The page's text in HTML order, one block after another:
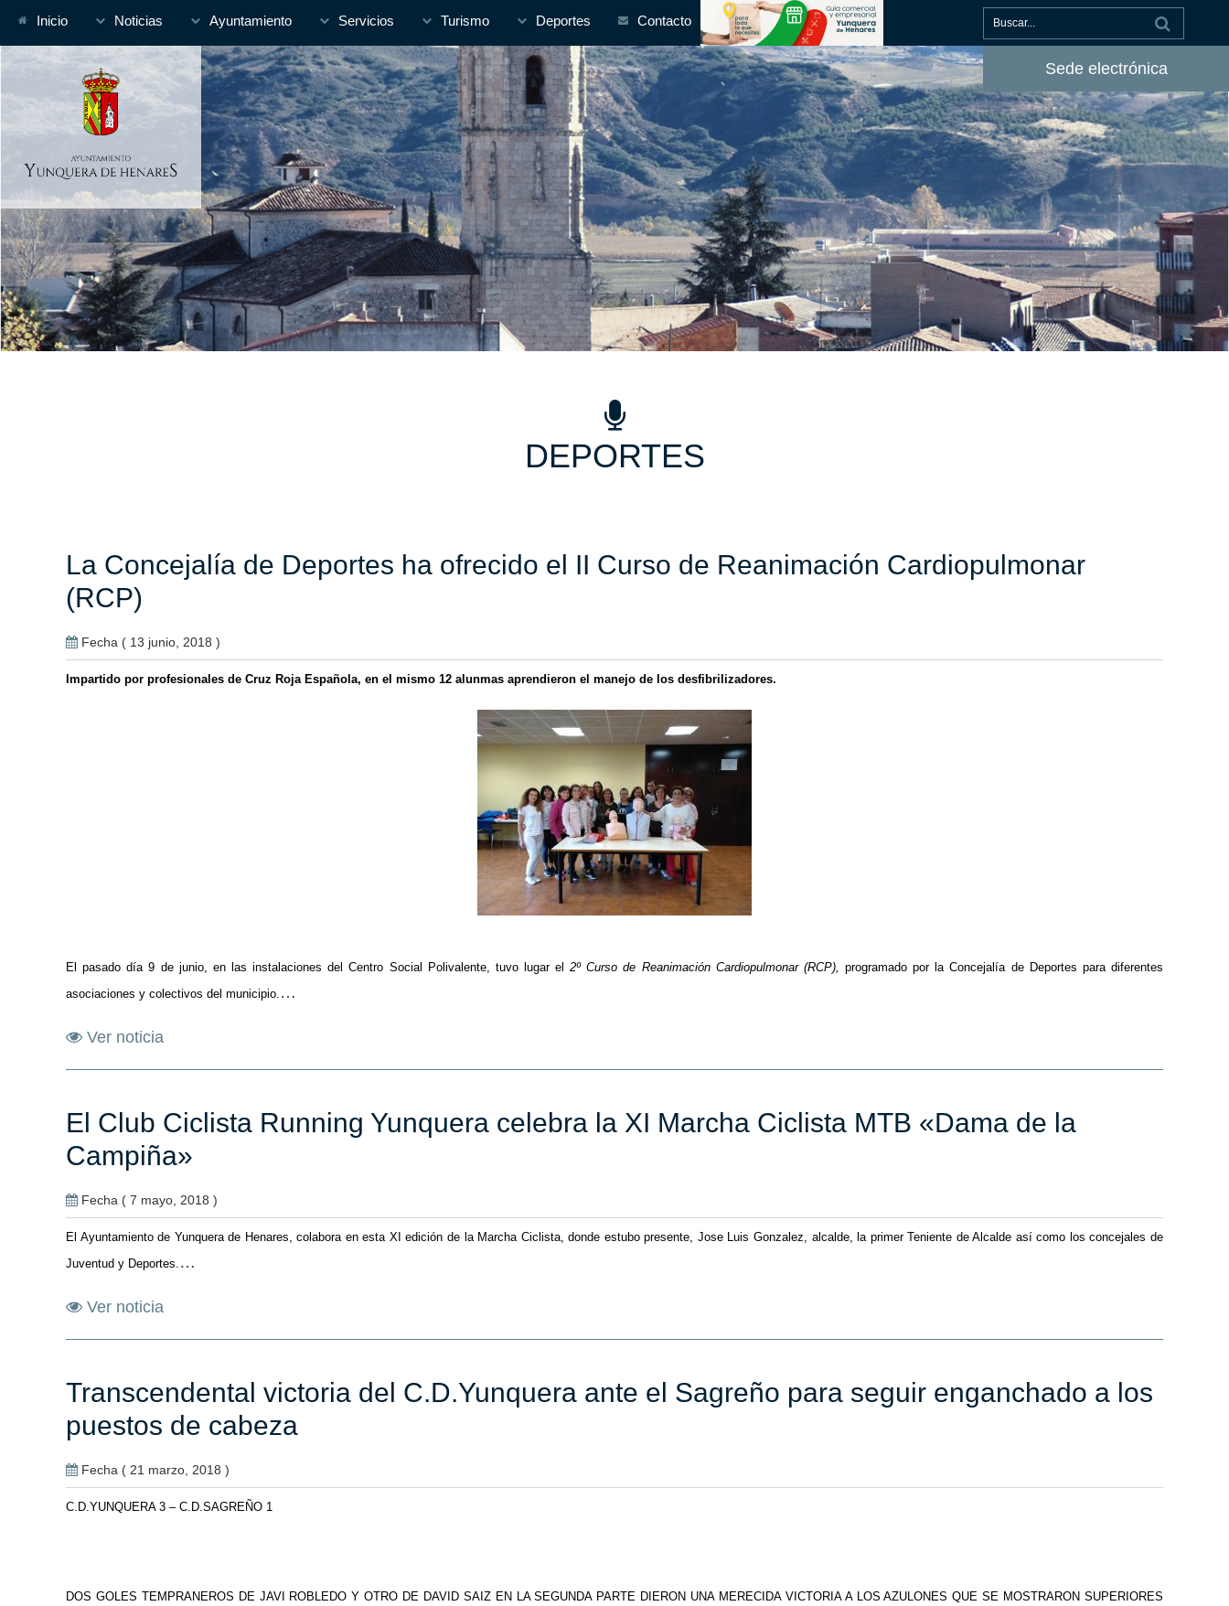
Inicio Noticias Ayuntamiento Servicios Turismo Deportes Contacto
Sede electrónica
DEPORTES
La Concejalía de Deportes ha ofrecido el II Curso de Reanimación Cardiopulmonar
(RCP)
Fecha ( 13 junio, 2018 )
Impartido por profesionales de Cruz Roja Española, en el mismo 12 alunmas aprendieron el manejo de los desfibrilizadores.
El pasado día 9 de junio, en las instalaciones del Centro Social Polivalente, tuvo lugar el2º Curso de Reanimación Cardiopulmonar (RCP), programado por la Concejalía de Deportes para diferentes
asociaciones y colectivos del municipio. …
Ver noticia
El Club Ciclista Running Yunquera celebra la XI Marcha Ciclista MTB «Dama de la
Campiña»
Fecha ( 7 mayo, 2018 )
El Ayuntamiento de Yunquera de Henares, colabora en esta XI edición de la Marcha Ciclista, donde estubo presente, Jose Luis Gonzalez, alcalde, la primer Teniente de Alcalde así como los concejales de
Juventud y Deportes. …
Ver noticia
Transcendental victoria del C.D.Yunquera ante el Sagreño para seguir enganchado a los
puestos de cabeza
Fecha ( 21 marzo, 2018 )
C.D.YUNQUERA 3 – C.D.SAGREÑO 1
DOS GOLES TEMPRANEROS DE JAVI ROBLEDO Y OTRO DE DAVID SAIZ EN LA SEGUNDA PARTE DIERON UNA MERECIDA VICTORIA A LOS AZULONES QUE SE MOSTRARON SUPERIORES